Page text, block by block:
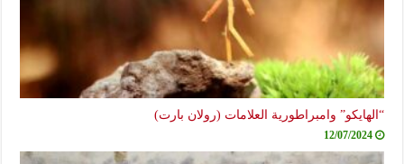
“الهايكو” وامبراطورية العلامات (رولان بارت)
12/07/2024